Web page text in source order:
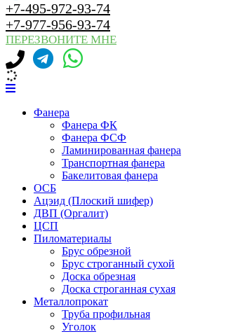
+7-495-972-93-74
+7-977-956-93-74
ПЕРЕЗВОНИТЕ МНЕ
Фанера
Фанера ФК
Фанера ФСФ
Ламинированная фанера
Транспортная фанера
Бакелитовая фанера
ОСБ
Ацэид (Плоский шифер)
ДВП (Оргалит)
ЦСП
Пиломатериалы
Брус обрезной
Брус строганный сухой
Доска обрезная
Доска строганная сухая
Металлопрокат
Труба профильная
Уголок